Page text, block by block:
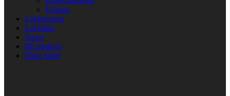
Kluriga
Lekfinnaren
Lekindex
Tipsa!
Bli medlem
Mina Sidor